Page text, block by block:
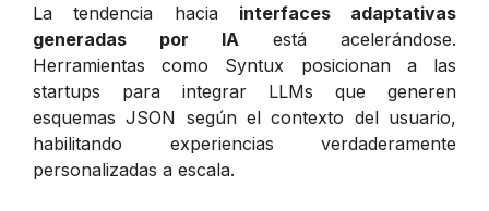
La tendencia hacia interfaces adaptativas
generadas por IA está acelerándose.
Herramientas como Syntux posicionan a las
startups para integrar LLMs que generen
esquemas JSON según el contexto del usuario,
habilitando experiencias verdaderamente
personalizadas a escala.